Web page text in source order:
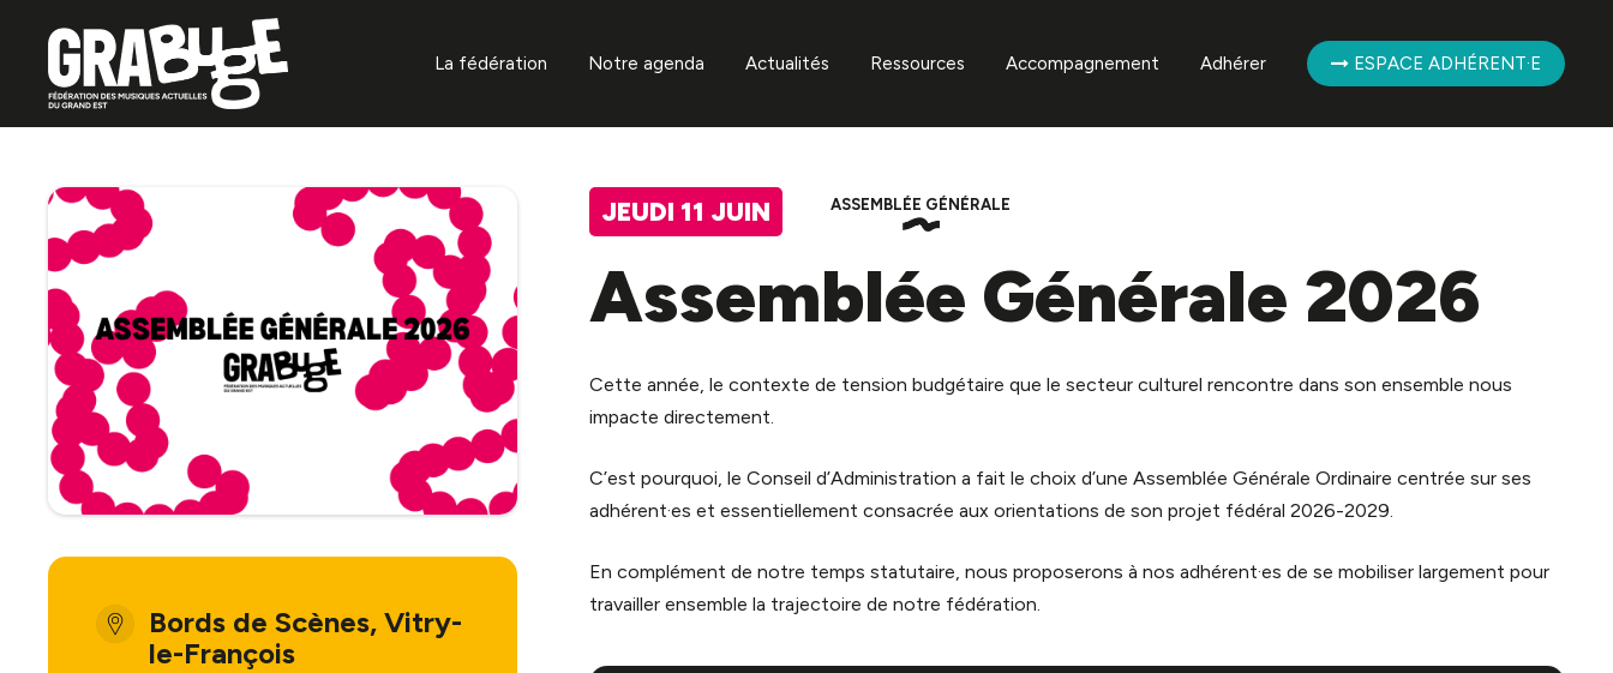
La fédération
Gouvernance et équipe
Organisation et animation
Projets
Annuaire des adhérent·es
La prévention des risques
auditifs
Notre agenda Actualités Ressources
Offres d’emploi de la filière
Workshops et ateliers
Accompagnement
adhérent·es
Adhérer ESPACE ADHÉRENT·E
Bords de Scènes, Vitry-
le-François
JEUDI 11 JUIN ASSEMBLÉE GÉNÉRALE
Assemblée Générale 2026
Cette année, le contexte de tension budgétaire que le secteur culturel rencontre dans son ensemble nous
impacte directement.
C’est pourquoi, le Conseil d’Administration a fait le choix d’une Assemblée Générale Ordinaire centrée sur ses
adhérent·es et essentiellement consacrée aux orientations de son projet fédéral 2026-2029.
En complément de notre temps statutaire, nous proposerons à nos adhérent·es de se mobiliser largement pour
travailler ensemble la trajectoire de notre fédération.